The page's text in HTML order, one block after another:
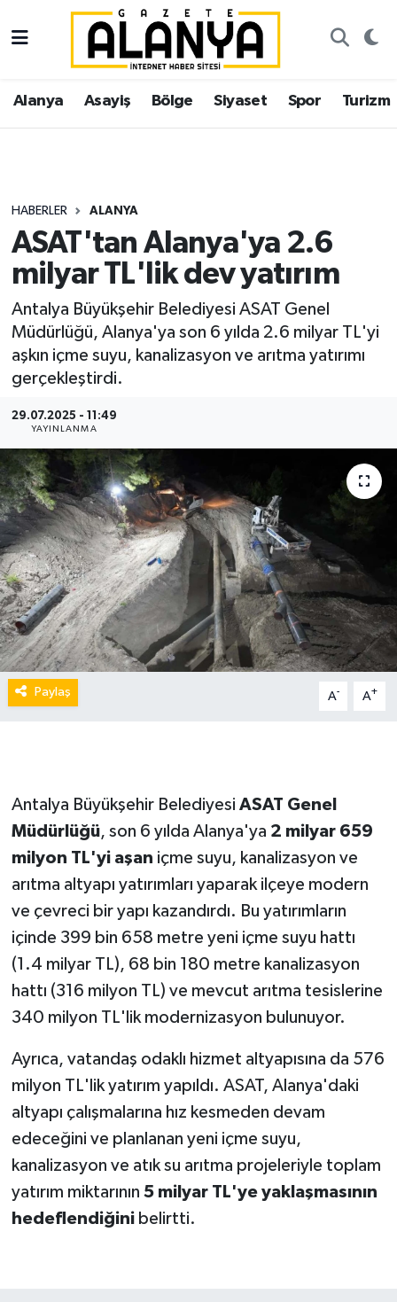
Alanya Asayiş Bölge Siyaset Spor Turizm
HABERLER ALANYA
ASAT'tan Alanya'ya 2.6
milyar TL'lik dev yatırım
Antalya Büyükşehir Belediyesi ASAT Genel
Müdürlüğü, Alanya'ya son 6 yılda 2.6 milyar TL'yi
aşkın içme suyu, kanalizasyon ve arıtma yatırımı
gerçekleştirdi.
29.07.2025 - 11:49
YAYINLANMA
Paylaş A- A+
Antalya Büyükşehir Belediyesi ASAT Genel
Müdürlüğü, son 6 yılda Alanya'ya 2 milyar 659
milyon TL'yi aşan içme suyu, kanalizasyon ve
arıtma altyapı yatırımları yaparak ilçeye modern
ve çevreci bir yapı kazandırdı. Bu yatırımların
içinde 399 bin 658 metre yeni içme suyu hattı
(1.4 milyar TL), 68 bin 180 metre kanalizasyon
hattı (316 milyon TL) ve mevcut arıtma tesislerine
340 milyon TL'lik modernizasyon bulunuyor.
Ayrıca, vatandaş odaklı hizmet altyapısına da 576
milyon TL'lik yatırım yapıldı. ASAT, Alanya'daki
altyapı çalışmalarına hız kesmeden devam
edeceğini ve planlanan yeni içme suyu,
kanalizasyon ve atık su arıtma projeleriyle toplam
yatırım miktarının 5 milyar TL'ye yaklaşmasının
hedeflendiğinibelirtti.
Alanya
Asayiş
Siyaset
Spor
Turizm
Ekonomi
Gazipaşa
İstanbul Nöbetçi Eczaneler
İstanbul Hava Durumu
Süper Lig Puan Durumu ve Fikstür
Tüm Manşetler
Son Dakika Haberleri
Haber Arşivi